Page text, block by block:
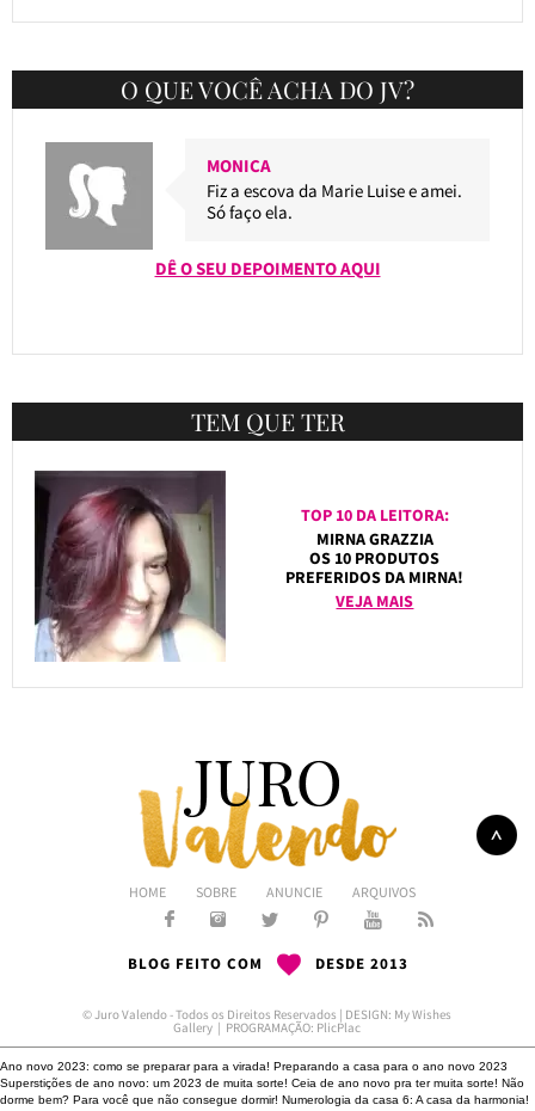
O QUE VOCÊ ACHA DO JV?
MONICA
Fiz a escova da Marie Luise e amei.
Só faço ela.
DÊ O SEU DEPOIMENTO AQUI
TEM QUE TER
TOP 10 DA LEITORA:
MIRNA GRAZZIA
OS 10 PRODUTOS
PREFERIDOS DA MIRNA!
VEJA MAIS
HOME SOBRE ANUNCIE ARQUIVOS
BLOG FEITO COM DESDE 2013
© Juro Valendo - Todos os Direitos Reservados | DESIGN: My Wishes
Gallery | PROGRAMAÇÃO: PlicPlac
Ano novo 2023: como se preparar para a virada! Preparando a casa para o ano novo 2023
Superstições de ano novo: um 2023 de muita sorte! Ceia de ano novo pra ter muita sorte! Não
dorme bem? Para você que não consegue dormir! Numerologia da casa 6: A casa da harmonia!